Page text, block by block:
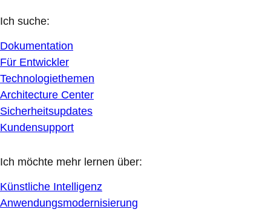
Ich suche:
Dokumentation
Für Entwickler
Technologiethemen
Architecture Center
Sicherheitsupdates
Kundensupport
Ich möchte mehr lernen über:
Künstliche Intelligenz
Anwendungsmodernisierung